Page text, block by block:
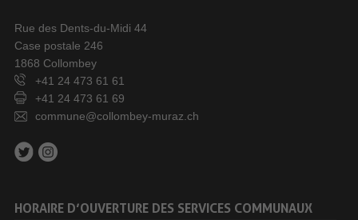
Rue des Dents-du-Midi 44
Case postale 246
1868 Collombey
+41 24 473 61 61
+41 24 473 61 69
commune@collombey-muraz.ch
HORAIRE D’OUVERTURE DES SERVICES COMMUNAUX